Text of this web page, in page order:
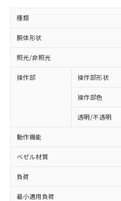
種類
胴体形状
照光/非照光
操作部 操作部形状
操作部色
透明/不透明
動作機能
ベゼル材質
負荷
最小適用負荷